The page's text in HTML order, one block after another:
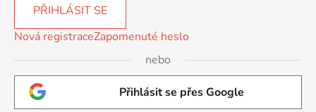
PŘIHLÁSIT SE
Nová registraceZapomenuté heslo
nebo
Přihlásit se přes Google